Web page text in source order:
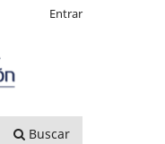
Buscar
Entrar